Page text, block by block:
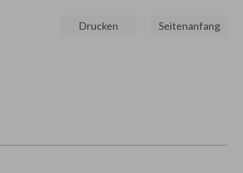
Seitenanfang
Drucken